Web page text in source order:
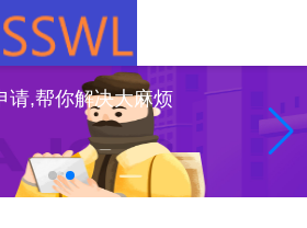
请,帮你解决大麻烦